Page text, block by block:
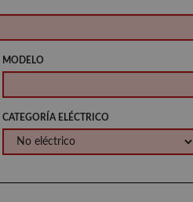
MODELO
CATEGORÍA ELÉCTRICO